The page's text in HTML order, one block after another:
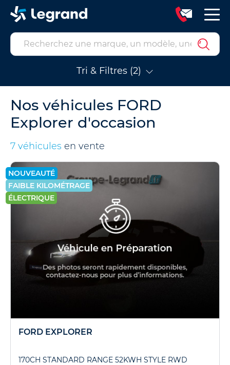
Tri & Filtres (2)
Nos véhicules FORD
Explorer d'occasion
7 véhicules en vente
NOUVEAUTÉ
FAIBLE KILOMÉTRAGE
ÉLECTRIQUE
FORD EXPLORER
170CH STANDARD RANGE 52KWH STYLE RWD